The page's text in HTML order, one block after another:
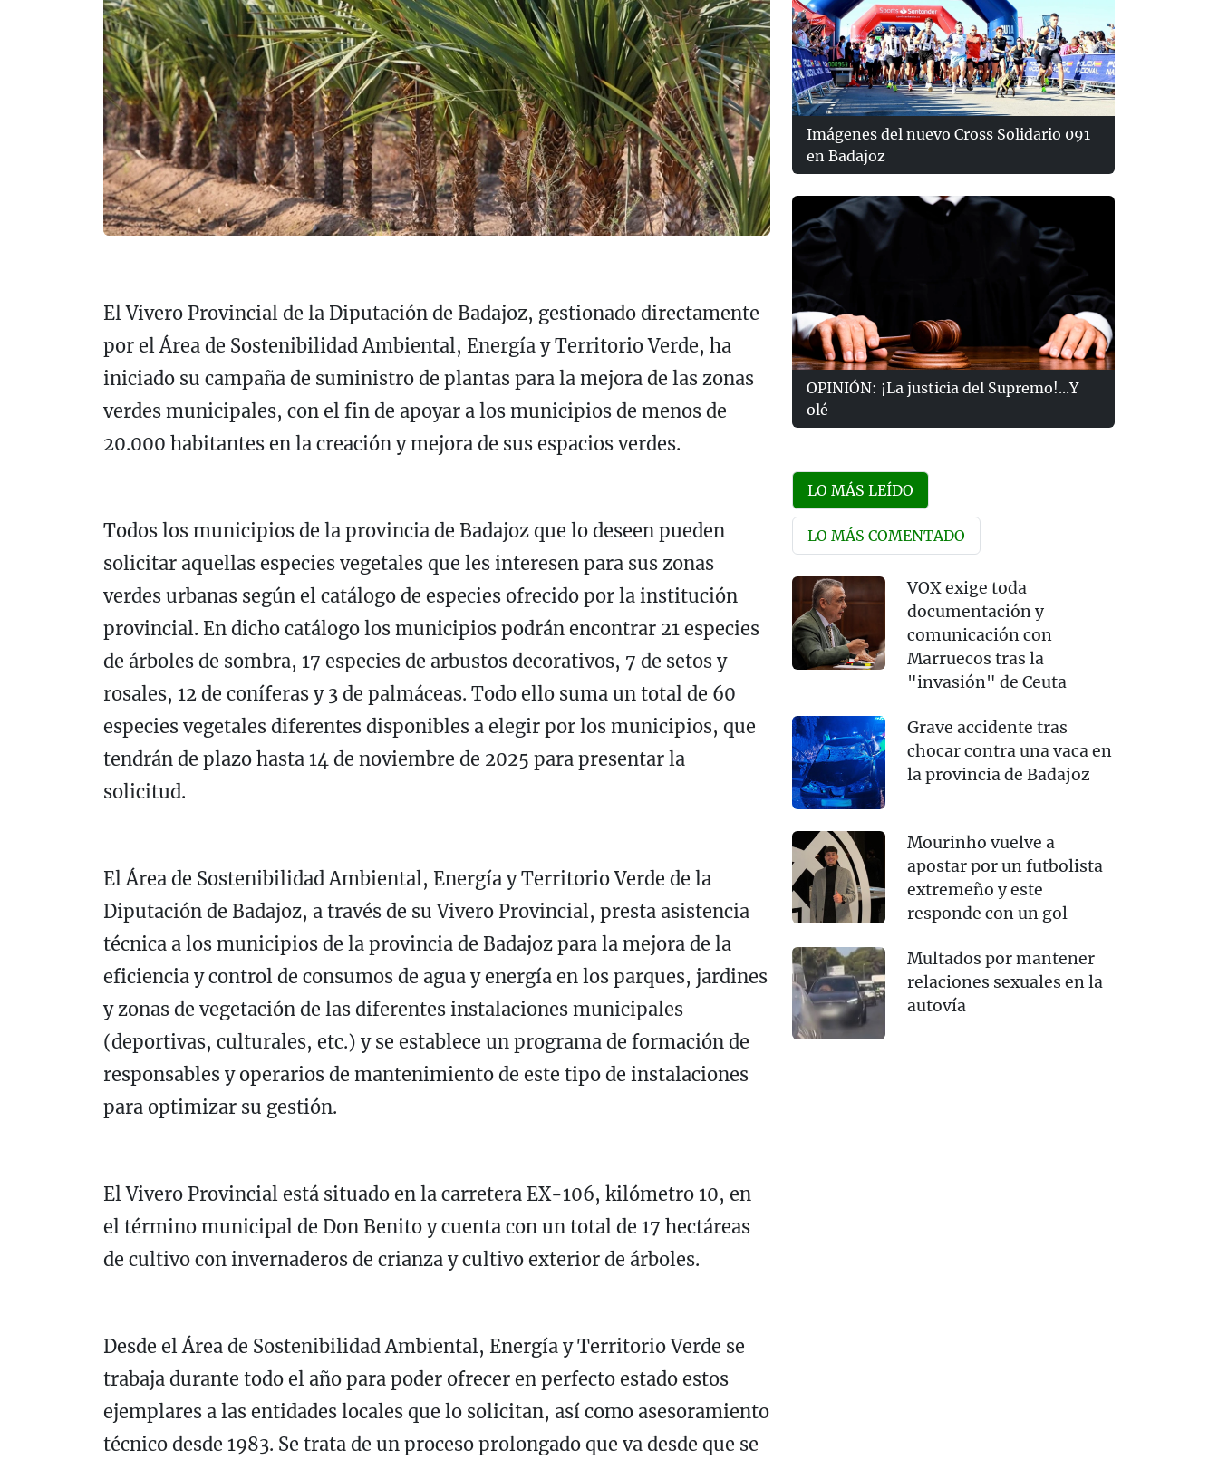
El Vivero Provincial de la Diputación de Badajoz, gestionado directamente
por el Área de Sostenibilidad Ambiental, Energía y Territorio Verde, ha
iniciado su campaña de suministro de plantas para la mejora de las zonas
verdes municipales, con el fin de apoyar a los municipios de menos de
20.000 habitantes en la creación y mejora de sus espacios verdes.
Todos los municipios de la provincia de Badajoz que lo deseen pueden
solicitar aquellas especies vegetales que les interesen para sus zonas
verdes urbanas según el catálogo de especies ofrecido por la institución
provincial. En dicho catálogo los municipios podrán encontrar 21 especies
de árboles de sombra, 17 especies de arbustos decorativos, 7 de setos y
rosales, 12 de coníferas y 3 de palmáceas. Todo ello suma un total de 60
especies vegetales diferentes disponibles a elegir por los municipios, que
tendrán de plazo hasta 14 de noviembre de 2025 para presentar la
solicitud.
El Área de Sostenibilidad Ambiental, Energía y Territorio Verde de la
Diputación de Badajoz, a través de su Vivero Provincial, presta asistencia
técnica a los municipios de la provincia de Badajoz para la mejora de la
eficiencia y control de consumos de agua y energía en los parques, jardines
y zonas de vegetación de las diferentes instalaciones municipales
(deportivas, culturales, etc.) y se establece un programa de formación de
responsables y operarios de mantenimiento de este tipo de instalaciones
para optimizar su gestión.
El Vivero Provincial está situado en la carretera EX-106, kilómetro 10, en
el término municipal de Don Benito y cuenta con un total de 17 hectáreas
de cultivo con invernaderos de crianza y cultivo exterior de árboles.
Desde el Área de Sostenibilidad Ambiental, Energía y Territorio Verde se
trabaja durante todo el año para poder ofrecer en perfecto estado estos
ejemplares a las entidades locales que lo solicitan, así como asesoramiento
técnico desde 1983. Se trata de un proceso prolongado que va desde que se
Imágenes del nuevo Cross Solidario 091
en Badajoz
OPINIÓN: ¡La justicia del Supremo!...Y
olé
LO MÁS LEÍDO
LO MÁS COMENTADO
VOX exige toda
documentación y
comunicación con
Marruecos tras la
"invasión" de Ceuta
Grave accidente tras
chocar contra una vaca en
la provincia de Badajoz
Mourinho vuelve a
apostar por un futbolista
extremeño y este
responde con un gol
Multados por mantener
relaciones sexuales en la
autovía